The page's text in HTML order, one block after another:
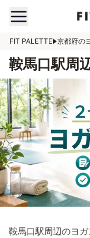
FIT PALETTE 京都府の
鞍馬口駅周
鞍馬口駅周辺のヨ